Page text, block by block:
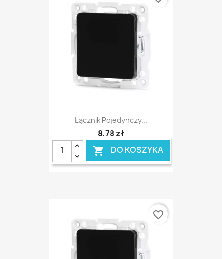
Łącznik Pojedynczy...
8,78 zł
 DO KOSZYKA
favorite_border